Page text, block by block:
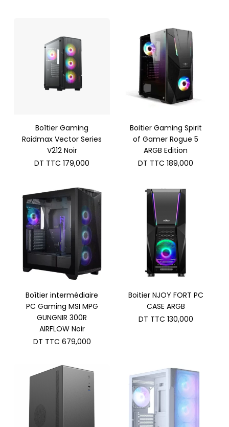
Boîtier Gaming
Raidmax Vector Series
V212 Noir
DT TTC 179,000
Boitier Gaming Spirit
of Gamer Rogue 5
ARGB Edition
DT TTC 189,000
Boîtier intermédiaire
PC Gaming MSI MPG
GUNGNIR 300R
AIRFLOW Noir
DT TTC 679,000
Boitier NJOY FORT PC
CASE ARGB
DT TTC 130,000